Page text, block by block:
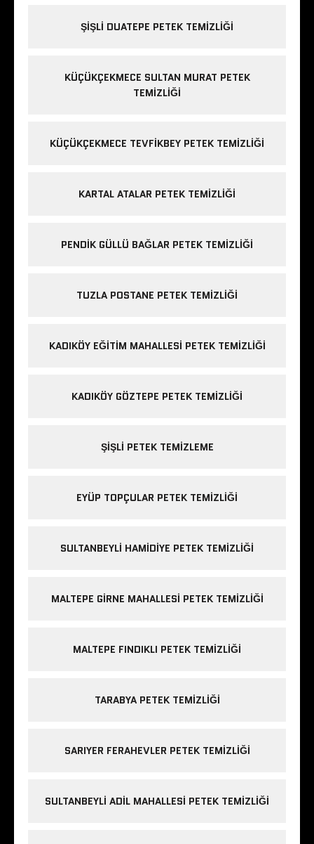
ŞIŞLI DUATEPE PETEK TEMIZLIĞI
KÜÇÜKÇEKMECE SULTAN MURAT PETEK
TEMIZLIĞI
KÜÇÜKÇEKMECE TEVFIKBEY PETEK TEMIZLIĞI
KARTAL ATALAR PETEK TEMIZLIĞI
PENDIK GÜLLÜ BAĞLAR PETEK TEMIZLIĞI
TUZLA POSTANE PETEK TEMIZLIĞI
KADIKÖY EĞITIM MAHALLESI PETEK TEMIZLIĞI
KADIKÖY GÖZTEPE PETEK TEMIZLIĞI
ŞIŞLI PETEK TEMIZLEME
EYÜP TOPÇULAR PETEK TEMIZLIĞI
SULTANBEYLI HAMIDIYE PETEK TEMIZLIĞI
MALTEPE GIRNE MAHALLESI PETEK TEMIZLIĞI
MALTEPE FINDIKLI PETEK TEMIZLIĞI
TARABYA PETEK TEMIZLIĞI
SARIYER FERAHEVLER PETEK TEMIZLIĞI
SULTANBEYLI ADIL MAHALLESI PETEK TEMIZLIĞI